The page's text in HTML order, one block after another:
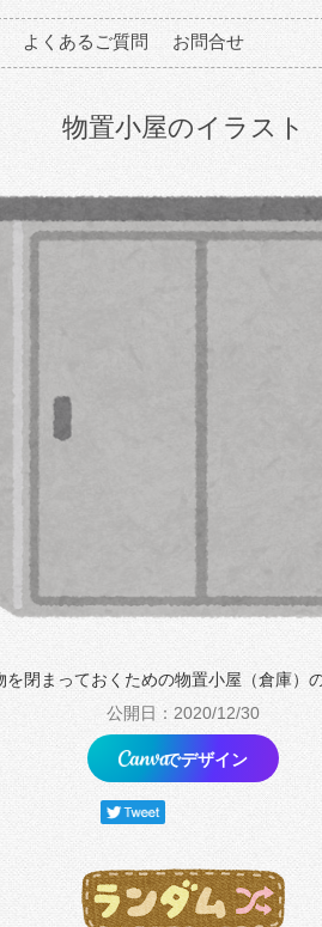
よくあるご質問 お問合せ
物置小屋のイラスト
を閉まっておくための物置小屋（倉庫）
公開日：2020/12/30
でデザイン